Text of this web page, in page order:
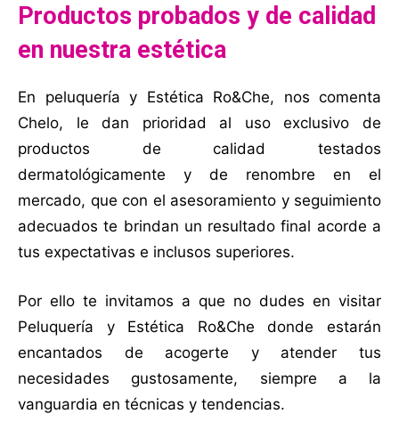
Productos probados y de calidad
en nuestra estética
En peluquería y Estética Ro&Che, nos comenta
Chelo, le dan prioridad al uso exclusivo de
productos de calidad testados
dermatológicamente y de renombre en el
mercado, que con el asesoramiento y seguimiento
adecuados te brindan un resultado final acorde a
tus expectativas e inclusos superiores.
Por ello te invitamos a que no dudes en visitar
Peluquería y Estética Ro&Che donde estarán
encantados de acogerte y atender tus
necesidades gustosamente, siempre a la
vanguardia en técnicas y tendencias.